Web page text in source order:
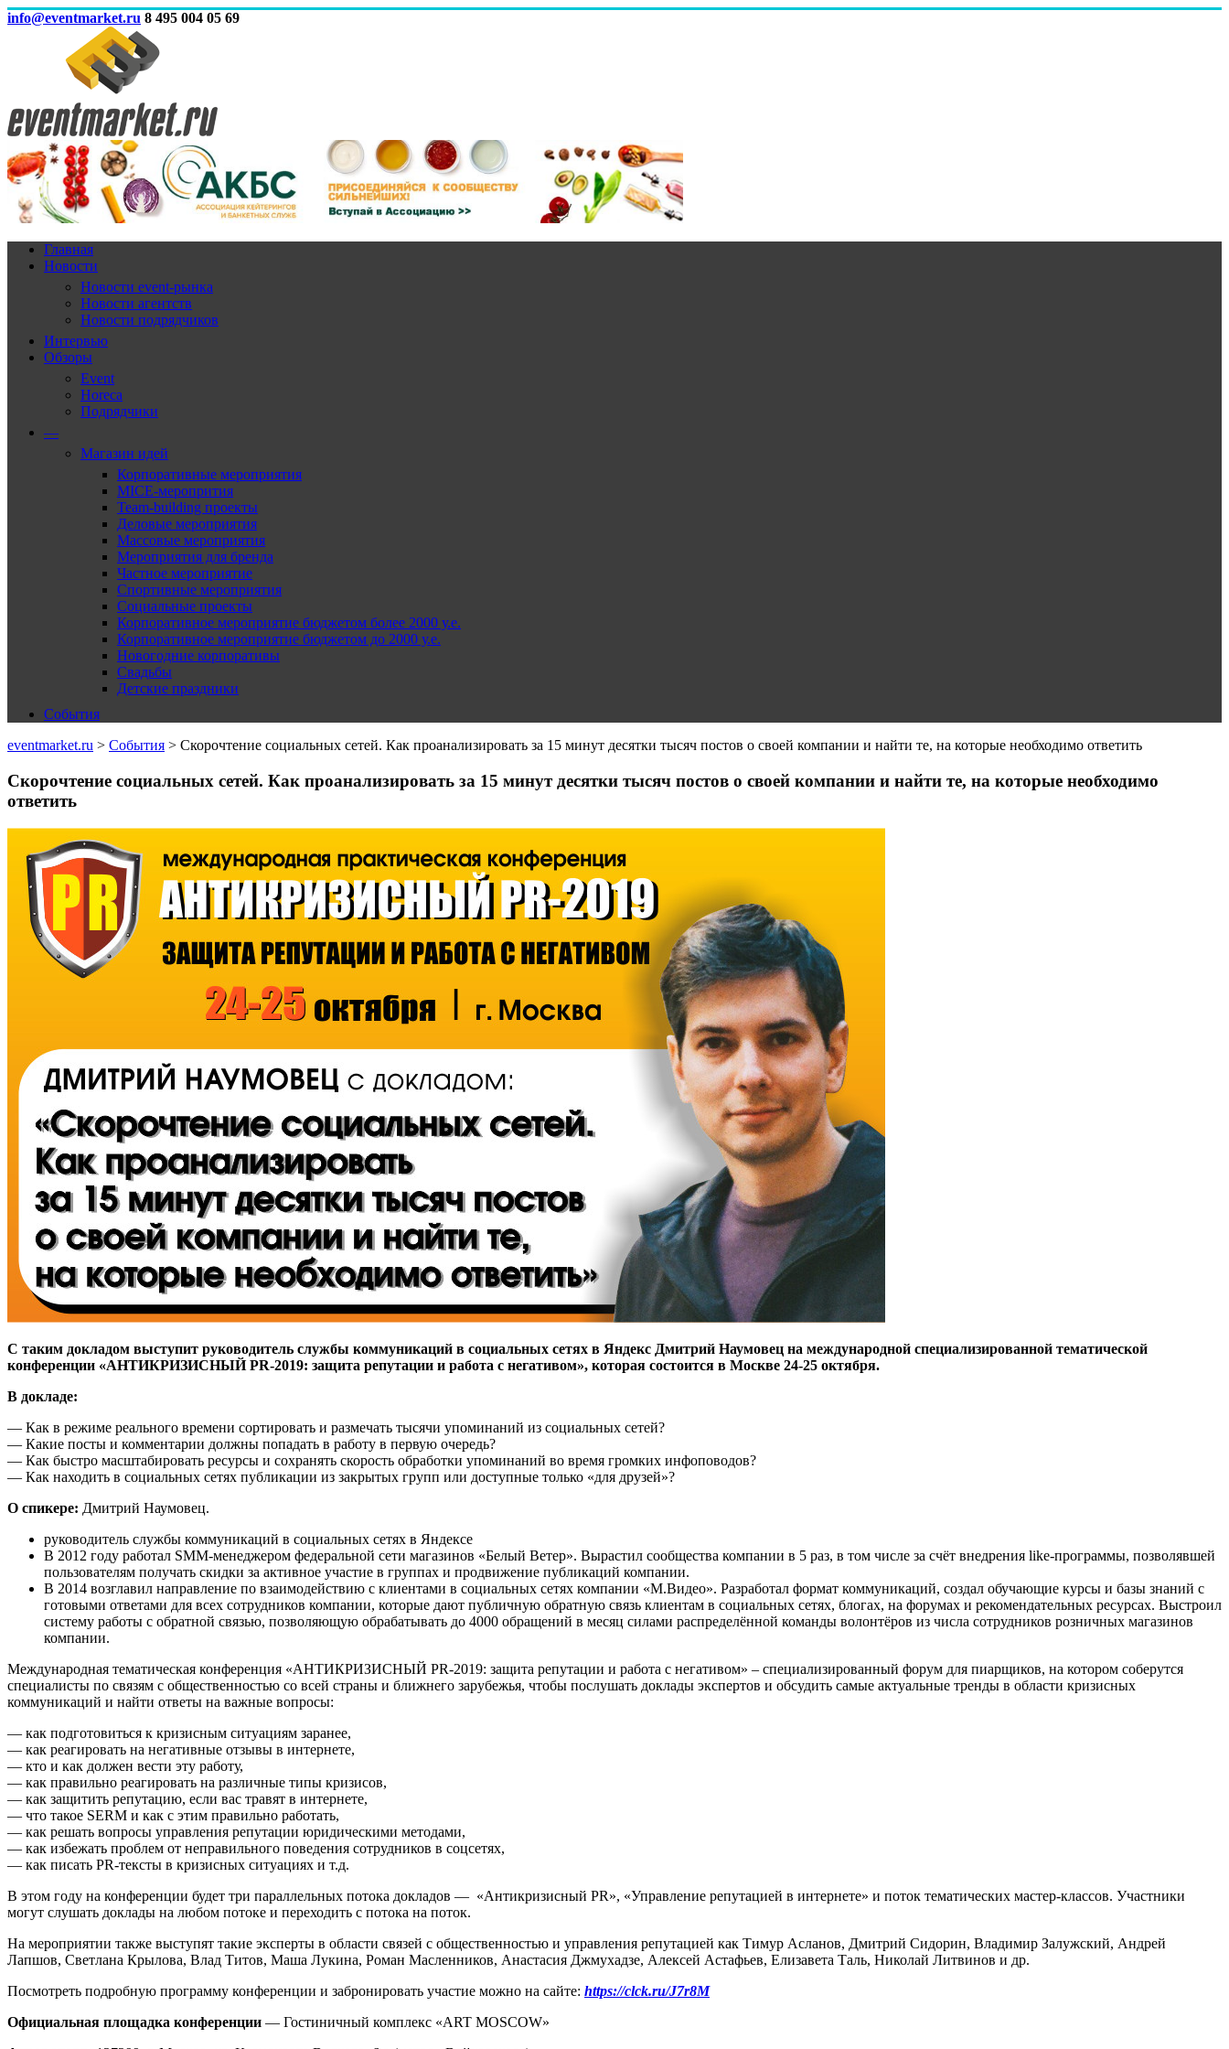
info@eventmarket.ru 8 495 004 05 69
Главная
Новости
Новости event-рынка
Новости агентств
Новости подрядчиков
Интервью
Обзоры
Event
Horeca
Подрядчики
—
Магазин идей
Корпоративные мероприятия
MICE-меропрития
Team-building проекты
Деловые мероприятия
Массовые мероприятия
Мероприятия для бренда
Частное мероприятие
Спортивные мероприятия
Социальные проекты
Корпоративное мероприятие бюджетом более 2000 у.е.
Корпоративное мероприятие бюджетом до 2000 у.е.
Новогодние корпоративы
Свадьбы
Детские праздники
События
eventmarket.ru > События > Скорочтение социальных сетей. Как проанализировать за 15 минут десятки тысяч постов о своей компании и найти те, на которые необходимо ответить
Скорочтение социальных сетей. Как проанализировать за 15 минут десятки тысяч постов о своей компании и найти те, на которые необходимо
ответить
С таким докладом выступит руководитель службы коммуникаций в социальных сетях в Яндекс Дмитрий Наумовец на международной специализированной тематической
конференции «АНТИКРИЗИСНЫЙ PR-2019: защита репутации и работа с негативом», которая состоится в Москве 24-25 октября.
В докладе:
— Как в режиме реального времени сортировать и размечать тысячи упоминаний из социальных сетей?
— Какие посты и комментарии должны попадать в работу в первую очередь?
— Как быстро масштабировать ресурсы и сохранять скорость обработки упоминаний во время громких инфоповодов?
— Как находить в социальных сетях публикации из закрытых групп или доступные только «для друзей»?
О спикере: Дмитрий Наумовец.
руководитель службы коммуникаций в социальных сетях в Яндексе
В 2012 году работал SMM-менеджером федеральной сети магазинов «Белый Ветер». Вырастил сообщества компании в 5 раз, в том числе за счёт внедрения like-программы, позволявшей
пользователям получать скидки за активное участие в группах и продвижение публикаций компании.
В 2014 возглавил направление по взаимодействию с клиентами в социальных сетях компании «М.Видео». Разработал формат коммуникаций, создал обучающие курсы и базы знаний с
готовыми ответами для всех сотрудников компании, которые дают публичную обратную связь клиентам в социальных сетях, блогах, на форумах и рекомендательных ресурсах. Выстроил
систему работы с обратной связью, позволяющую обрабатывать до 4000 обращений в месяц силами распределённой команды волонтёров из числа сотрудников розничных магазинов
компании.
Международная тематическая конференция «АНТИКРИЗИСНЫЙ PR-2019: защита репутации и работа с негативом» – специализированный форум для пиарщиков, на котором соберутся
специалисты по связям с общественностью со всей страны и ближнего зарубежья, чтобы послушать доклады экспертов и обсудить самые актуальные тренды в области кризисных
коммуникаций и найти ответы на важные вопросы:
— как подготовиться к кризисным ситуациям заранее,
— как реагировать на негативные отзывы в интернете,
— кто и как должен вести эту работу,
— как правильно реагировать на различные типы кризисов,
— как защитить репутацию, если вас травят в интернете,
— что такое SERM и как с этим правильно работать,
— как решать вопросы управления репутации юридическими методами,
— как избежать проблем от неправильного поведения сотрудников в соцсетях,
— как писать PR-тексты в кризисных ситуациях и т.д.
В этом году на конференции будет три параллельных потока докладов — «Антикризисный PR», «Управление репутацией в интернете» и поток тематических мастер-классов. Участники
могут слушать доклады на любом потоке и переходить с потока на поток.
На мероприятии также выступят такие эксперты в области связей с общественностью и управления репутацией как Тимур Асланов, Дмитрий Сидорин, Владимир Залужский, Андрей
Лапшов, Светлана Крылова, Влад Титов, Маша Лукина, Роман Масленников, Анастасия Джмухадзе, Алексей Астафьев, Елизавета Таль, Николай Литвинов и др.
Посмотреть подробную программу конференции и забронировать участие можно на сайте: https://clck.ru/J7r8M
Официальная площадка конференции — Гостиничный комплекс «ART MOSCOW»